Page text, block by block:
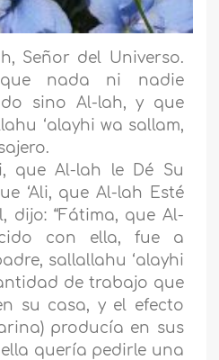
Señor del Universo.
que nada ni nadie
sino Al-lah, y que
‘alayhi wa sallam,
que Al-lah le Dé Su
‘Ali, que Al-lah Esté
dijo: “Fátima, que Al-
con ella, fue a
sallallahu ‘alayhi
de trabajo que
su casa, y el efecto
producía en sus
quería pedirle una